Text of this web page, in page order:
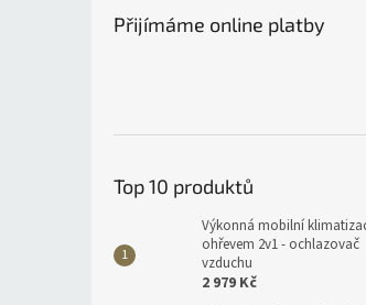
Přijímáme online platby
Top 10 produktů
Výkonná mobilní
ohřevem 2v1 - ochlazovač
vzduchu
2 979 Kč